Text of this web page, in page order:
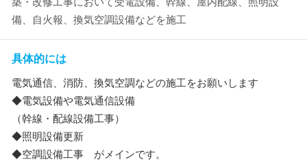
備、自火報、換気空調設備などを施工
具体的には
電気通信、消防、換気空調などの施工をお願いします
◆電気設備や電気通信設備
（幹線・配線設備工事）
◆照明設備更新
◆空調設備工事 がメインです。